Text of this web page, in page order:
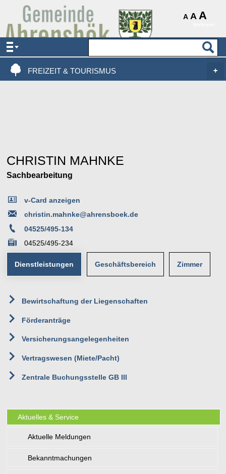
A A A
AKTUELLES & SERVICE
VERWALTUNG & POLITIK
FREIZEIT & TOURISMUS
CHRISTIN MAHNKE
v-Card anzeigen
christin.mahnke@ahrensboek.de
04525/495-134
04525/495-234
Dienstleistungen Geschäftsbereich Zimmer
Bewirtschaftung der Liegenschaften
Förderanträge
Versicherungsangelegenheiten
Vertragswesen (Miete/Pacht)
Zentrale Buchungsstelle GB III
Team III - Planung, Bauservice
20
Rathaus
23623 Ahrensbök
Sachbearbeitung
Aktuelles & Service
Aktuelle Meldungen
Bekanntmachungen